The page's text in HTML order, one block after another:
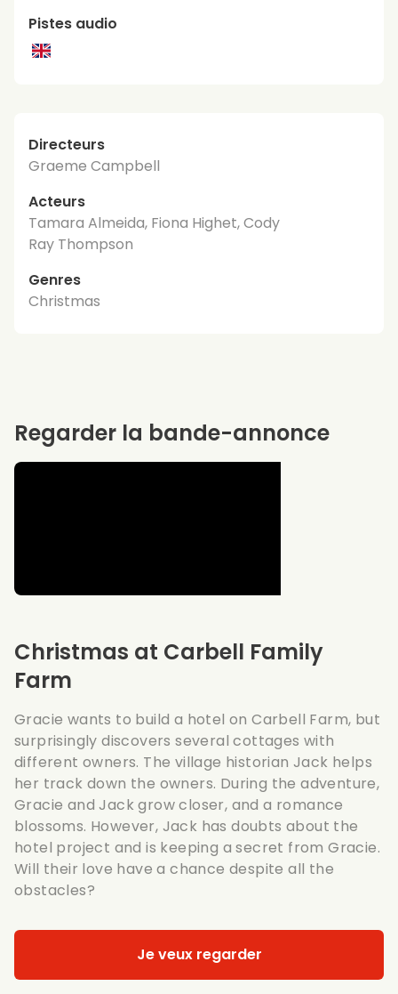
Pistes audio
Directeurs
Graeme Campbell
Acteurs
Tamara Almeida, Fiona Highet, Cody
Ray Thompson
Genres
Christmas
Christmas at Carbell Family
Farm
Gracie wants to build a hotel on Carbell Farm, but
surprisingly discovers several cottages with
different owners. The village historian Jack helps
her track down the owners. During the adventure,
Gracie and Jack grow closer, and a romance
blossoms. However, Jack has doubts about the
hotel project and is keeping a secret from Gracie.
Will their love have a chance despite all the
obstacles?
Je veux regarder
Regarder la bande-annonce